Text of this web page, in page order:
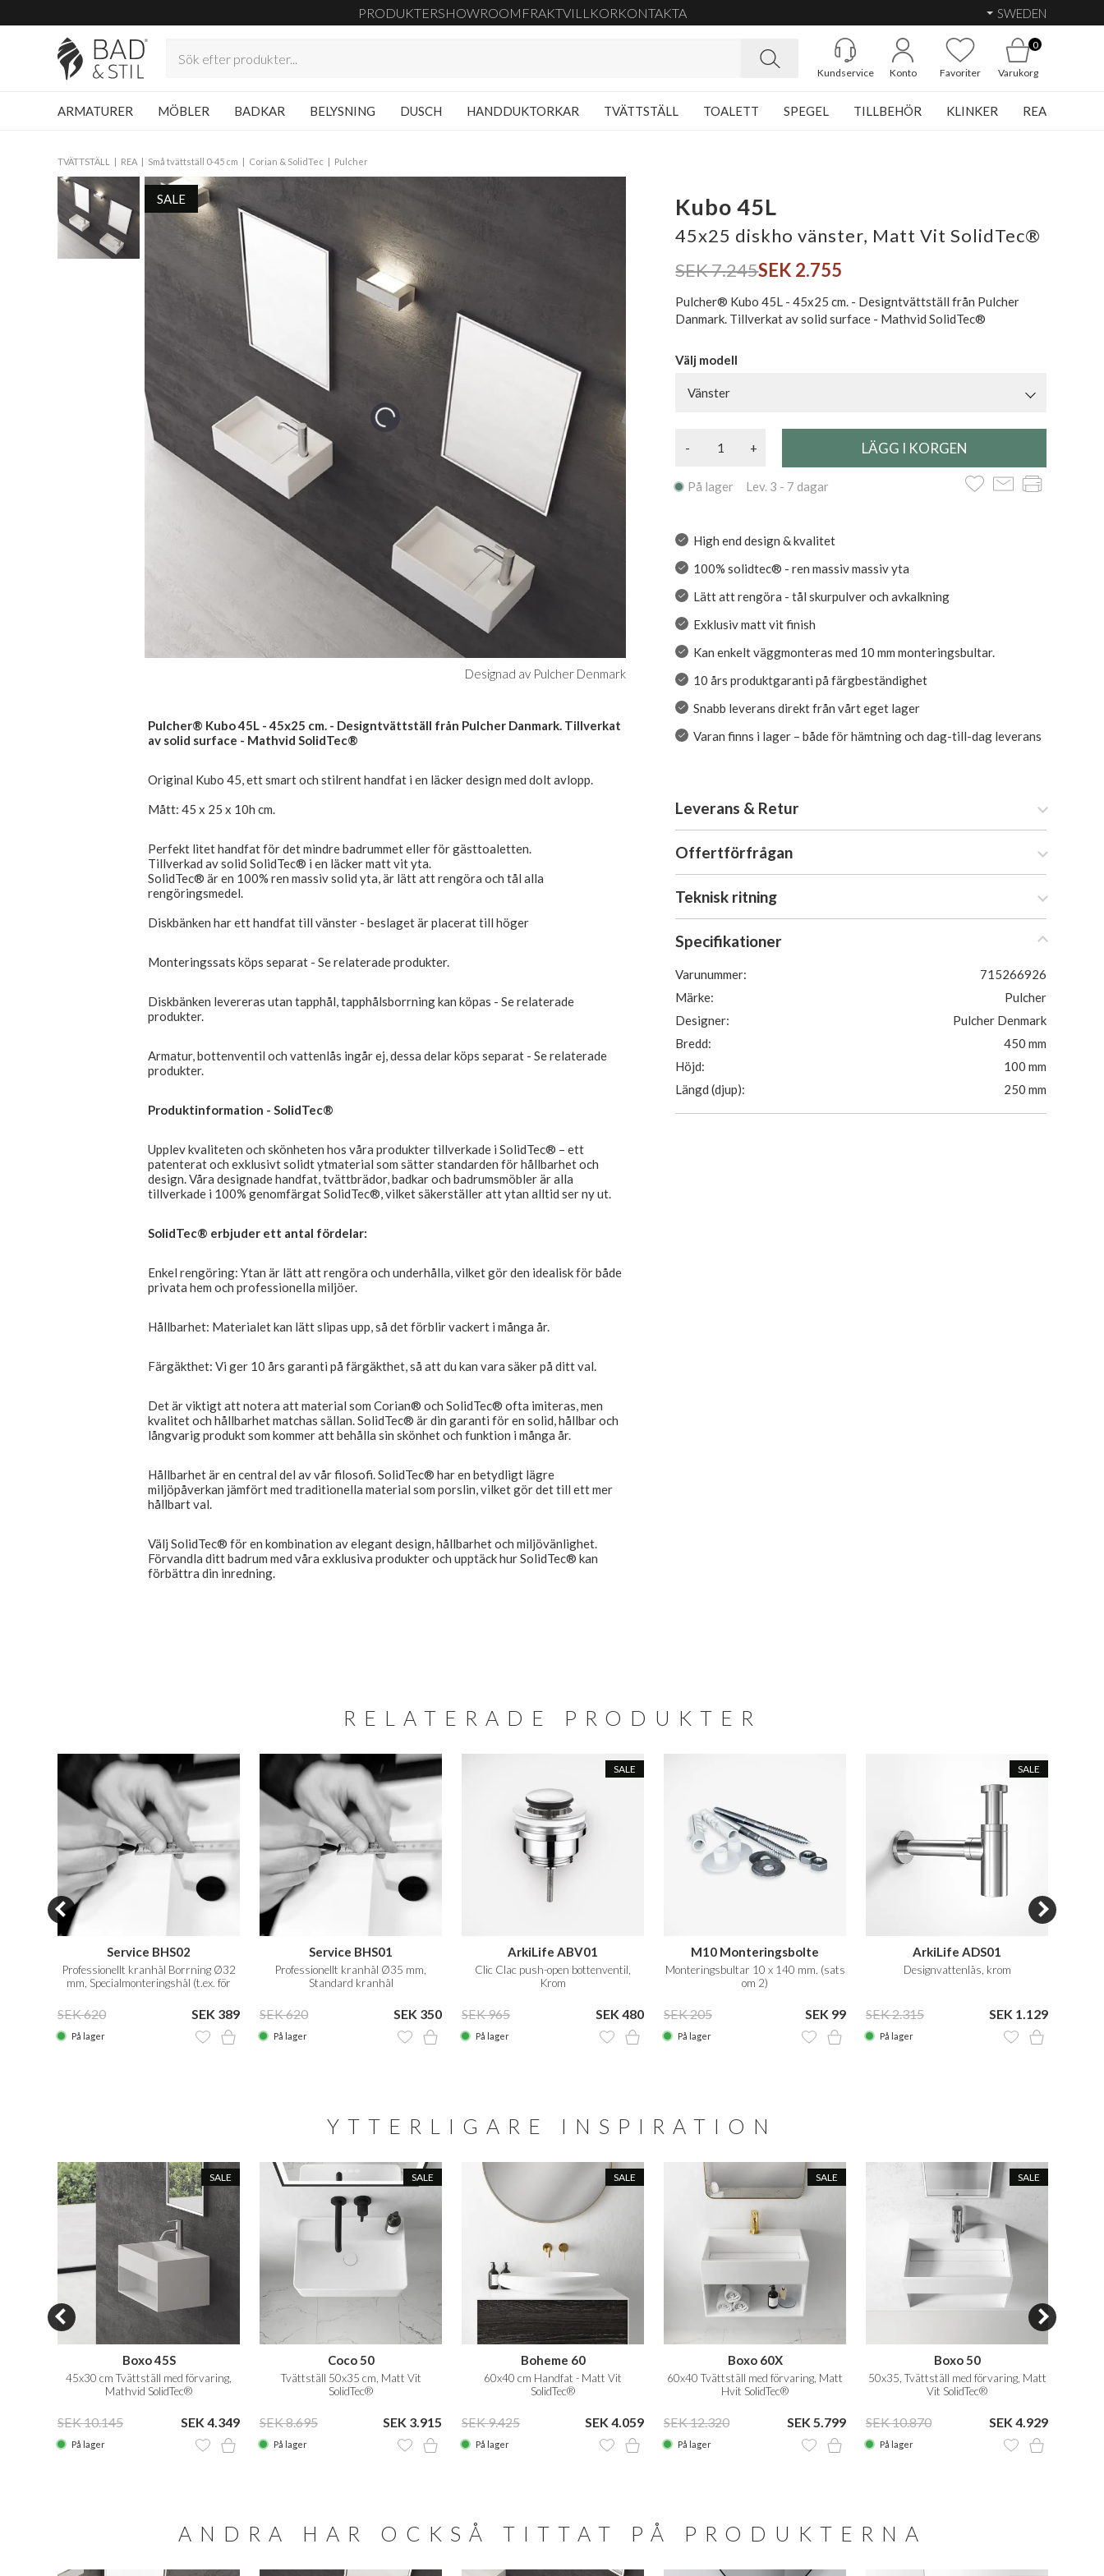
PRODUKTERSHOWROOM FRAKTVILLKORKONTAKTA SWEDEN
Kundservice Konto Favoriter
0
Varukorg
ARMATURER MÖBLER BADKAR BELYSNING DUSCH HANDDUKTORKAR TVÄTTSTÄLL TOALETT SPEGEL TILLBEHÖR KLINKER REA
TVÄTTSTÄLL REA Små tvättställ 0-45 cm Corian & SolidTec Pulcher
SALE
Designad av Pulcher Denmark
Pulcher® Kubo 45L - 45x25 cm. - Designtvättställ från Pulcher Danmark. Tillverkat
av solid surface - Mathvid SolidTec®
Original Kubo 45, ett smart och stilrent handfat i en läcker design med dolt avlopp.
Mått: 45 x 25 x 10h cm.
Perfekt litet handfat för det mindre badrummet eller för gästtoaletten.
Tillverkad av solid SolidTec® i en läcker matt vit yta.
SolidTec® är en 100% ren massiv solid yta, är lätt att rengöra och tål alla
rengöringsmedel.
Diskbänken har ett handfat till vänster - beslaget är placerat till höger
Monteringssats köps separat - Se relaterade produkter.
Diskbänken levereras utan tapphål, tapphålsborrning kan köpas - Se relaterade
produkter.
Armatur, bottenventil och vattenlås ingår ej, dessa delar köps separat - Se relaterade
produkter.
Produktinformation - SolidTec®
Upplev kvaliteten och skönheten hos våra produkter tillverkade i SolidTec® – ett
patenterat och exklusivt solidt ytmaterial som sätter standarden för hållbarhet och
design. Våra designade handfat, tvättbrädor, badkar och badrumsmöbler är alla
tillverkade i 100% genomfärgat SolidTec®, vilket säkerställer att ytan alltid ser ny ut.
SolidTec® erbjuder ett antal fördelar:
Enkel rengöring: Ytan är lätt att rengöra och underhålla, vilket gör den idealisk för både
privata hem och professionella miljöer.
Hållbarhet: Materialet kan lätt slipas upp, så det förblir vackert i många år.
Färgäkthet: Vi ger 10 års garanti på färgäkthet, så att du kan vara säker på ditt val.
Det är viktigt att notera att material som Corian® och SolidTec® ofta imiteras, men
kvalitet och hållbarhet matchas sällan. SolidTec® är din garanti för en solid, hållbar och
långvarig produkt som kommer att behålla sin skönhet och funktion i många år.
Hållbarhet är en central del av vår filosofi. SolidTec® har en betydligt lägre
miljöpåverkan jämfört med traditionella material som porslin, vilket gör det till ett mer
hållbart val.
Välj SolidTec® för en kombination av elegant design, hållbarhet och miljövänlighet.
Förvandla ditt badrum med våra exklusiva produkter och upptäck hur SolidTec® kan
förbättra din inredning.
Kubo 45L
45x25 diskho vänster, Matt Vit SolidTec®
SEK 7.245SEK 2.755
Pulcher® Kubo 45L - 45x25 cm. - Designtvättställ från Pulcher
Danmark. Tillverkat av solid surface - Mathvid SolidTec®
Välj modell
Vänster
- +
På lager Lev. 3 - 7 dagar
High end design & kvalitet
100% solidtec® - ren massiv massiv yta
Lätt att rengöra - tål skurpulver och avkalkning
Exklusiv matt vit finish
Kan enkelt väggmonteras med 10 mm monteringsbultar.
10 års produktgaranti på färgbeständighet
Snabb leverans direkt från vårt eget lager
Varan finns i lager – både för hämtning och dag-till-dag leverans
Leverans & Retur
Offertförfrågan
Teknisk ritning
Specifikationer
Varunummer:
715266926
Märke:
Pulcher
Designer:
Pulcher Denmark
Bredd:
450 mm
Höjd:
100 mm
Längd (djup):
250 mm
RELATERADE PRODUKTER
Service BHS02
Professionellt kranhål Borrning Ø32
mm, Specialmonteringshål (t.ex. för
SEK 620 SEK 389
På lager
Service BHS01
Professionellt kranhål Ø35 mm,
Standard kranhål
SEK 620 SEK 350
På lager
SALE
ArkiLife ABV01
Clic Clac push-open bottenventil,
Krom
SEK 965 SEK 480
På lager
M10 Monteringsbolte
Monteringsbultar 10 x 140 mm. (sats
om 2)
SEK 205 SEK 99
På lager
SALE
ArkiLife ADS01
Designvattenlås, krom
SEK 2.315 SEK 1.129
På lager
YTTERLIGARE INSPIRATION
SALE
Boxo 45S
45x30 cm Tvättställ med förvaring,
Mathvid SolidTec®
SEK 10.145 SEK 4.349
På lager
SALE
Coco 50
Tvättställ 50x35 cm, Matt Vit
SolidTec®
SEK 8.695 SEK 3.915
På lager
SALE
Boheme 60
60x40 cm Handfat - Matt Vit
SolidTec®
SEK 9.425 SEK 4.059
På lager
SALE
Boxo 60X
60x40 Tvättställ med förvaring, Matt
Hvit SolidTec®
SEK 12.320 SEK 5.799
På lager
SALE
Boxo 50
50x35, Tvättställ med förvaring, Matt
Vit SolidTec®
SEK 10.870 SEK 4.929
På lager
ANDRA HAR OCKSÅ TITTAT PÅ PRODUKTERNA